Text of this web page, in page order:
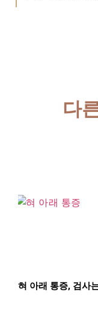
다
혀 아래 통증, 검사